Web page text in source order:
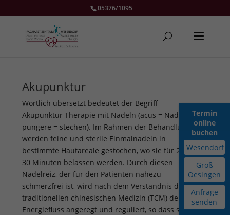
05376/1095
Akupunktur
Wörtlich übersetzt bedeutet der Begriff
Akupunktur Therapie mit Nadeln (acus = Nadel,
pungere = stechen). Im Rahmen der Behandlung
werden feine und sterile Einmalnadeln in
bestimmte Hautareale gestochen, wo sie für 20 bis
30 Minuten belassen werden. Durch diesen
Nadelreiz, der für den Patienten nahezu
schmerzfrei ist, wird nach dem Verständnis der
traditionellen chinesischen Medizin (TCM) der
Energiefluss angeregt und reguliert, so dass sich
Termin
online
buchen
Wesendorf
Groß
Oesingen
Anfrage
senden